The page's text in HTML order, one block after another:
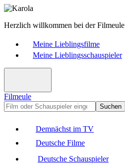
Herzlich willkommen bei der Filmeule
Meine Lieblingsfilme
Meine Lieblingsschauspieler
Filmeule
Suchen
Demnächst im TV
Deutsche Filme
Deutsche Schauspieler